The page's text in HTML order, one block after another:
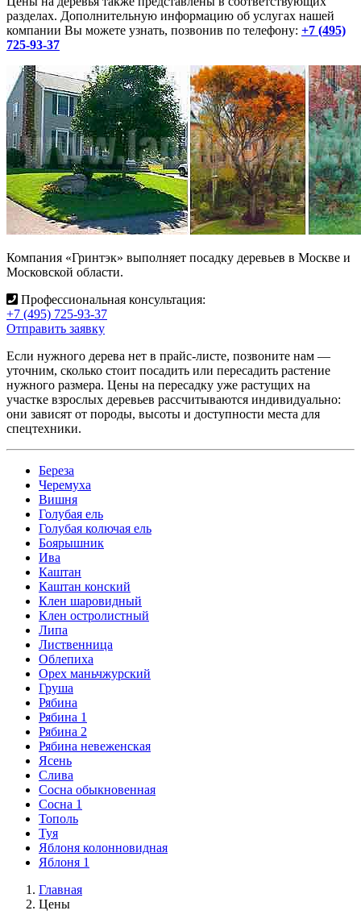
разделах. Дополнительную информацию об услугах нашей
компании Вы можете узнать, позвонив по телефону: +7 (495)
725-93-37
Компания «Гринтэк» выполняет посадку деревьев в Москве и
Московской области.
Профессиональная консультация:
+7 (495) 725-93-37
Отправить заявку
Если нужного дерева нет в прайс-листе, позвоните нам —
уточним, сколько стоит посадить или пересадить растение
нужного размера. Цены на пересадку уже растущих на
участке взрослых деревьев рассчитываются индивидуально:
они зависят от породы, высоты и доступности места для
спецтехники.
Береза
Черемуха
Вишня
Голубая ель
Голубая колючая ель
Боярышник
Ива
Каштан
Каштан конский
Клен шаровидный
Клен остролистный
Липа
Лиственница
Облепиха
Орех маньчжурский
Груша
Рябина
Рябина 1
Рябина 2
Рябина невеженская
Ясень
Слива
Сосна обыкновенная
Сосна 1
Тополь
Туя
Яблоня колонновидная
Яблоня 1
Главная
Цены